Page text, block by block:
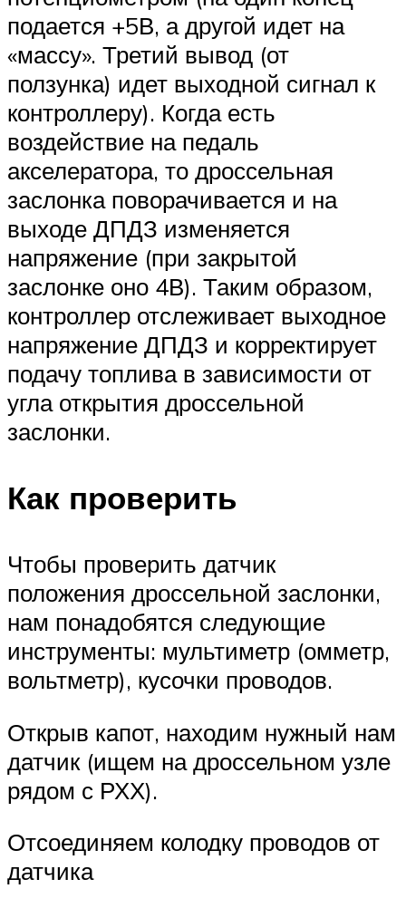
Меню
подается +5В, а другой идет на
«массу». Третий вывод (от
ползунка) идет выходной сигнал к
контроллеру). Когда есть
воздействие на педаль
акселератора, то дроссельная
заслонка поворачивается и на
выходе ДПДЗ изменяется
напряжение (при закрытой
заслонке оно 4В). Таким образом,
контроллер отслеживает выходное
напряжение ДПДЗ и корректирует
подачу топлива в зависимости от
угла открытия дроссельной
заслонки.
Как проверить
Чтобы проверить датчик
положения дроссельной заслонки,
нам понадобятся следующие
инструменты: мультиметр (омметр,
вольтметр), кусочки проводов.
Открыв капот, находим нужный нам
датчик (ищем на дроссельном узле
рядом с РХХ).
Отсоединяем колодку проводов от
датчика